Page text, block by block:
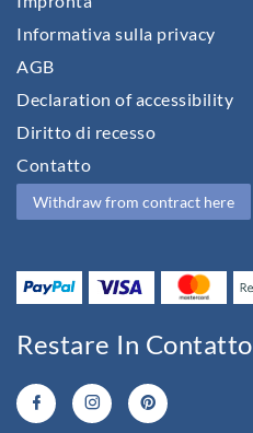
Informativa sulla privacy
AGB
Declaration of accessibility
Diritto di recesso
Contatto
Withdraw from contract here
Restare In Contatto